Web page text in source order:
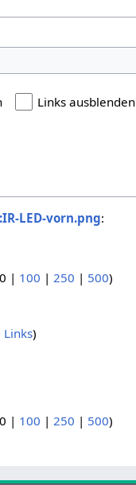
Links ausblenden
LED-vorn.png:
| 100 | 250 | 500)
)
| 100 |250 | 500)